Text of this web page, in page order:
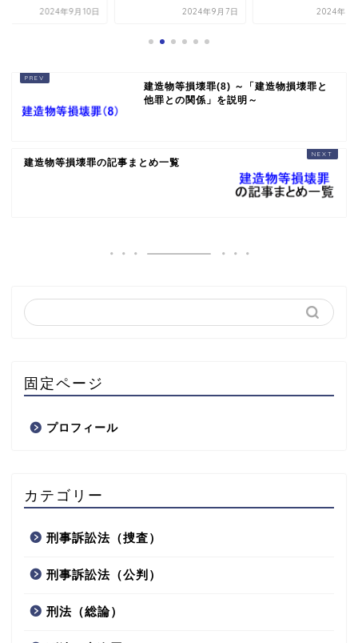
2024年9月10日 2024年9月7日 2024年9
建造物等損壊罪(8) ～「建造物損壊罪と
他罪との関係」を説明～
建造物等損壊罪の記事まとめ一覧
固定ページ
プロフィール
カテゴリー
刑事訴訟法（捜査）
刑事訴訟法（公判）
刑法（総論）